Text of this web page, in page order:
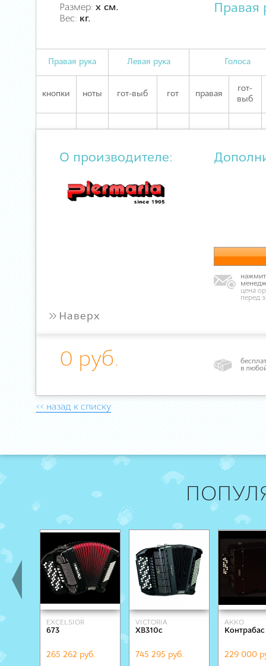
Размер: х см.
Вес: кг.
Правая
Правая рука Левая рука Голоса
кнопки ноты гот-выб гот правая
гот-
выб
О производителе:
цена
перед
» Наверх
0 руб.
в
<< назад к списку
EXCELSIOR
673
265 262 руб.
VICTORIA
XB310c
745 295 руб.
AKKO
Контрабас
229 000